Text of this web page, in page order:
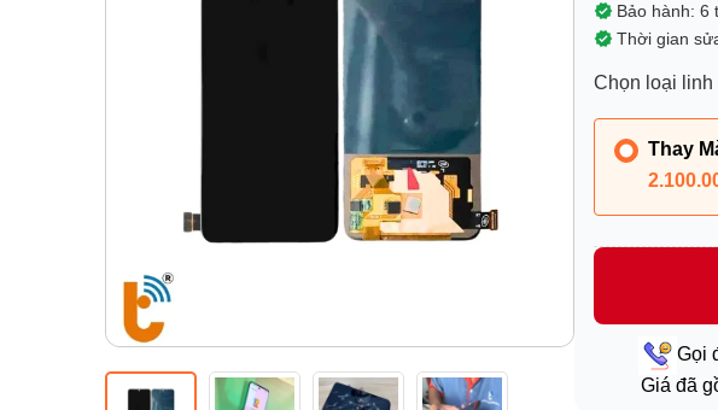
Bảo hành: 6
Thời gian
Chọn loại linh
Thay
Gọi
Giá đã